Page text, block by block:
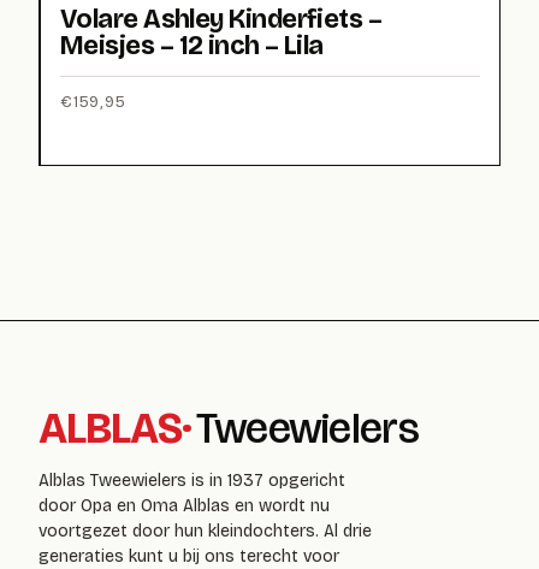
Volare Ashley Kinderfiets –
Meisjes – 12 inch – Lila
€159,95
ALBLAS·Tweewielers
Alblas Tweewielers is in 1937 opgericht
door Opa en Oma Alblas en wordt nu
voortgezet door hun kleindochters. Al drie
generaties kunt u bij ons terecht voor